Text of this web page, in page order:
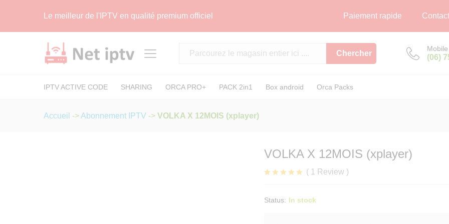
Le meilleur de l'IPTV en qualité premium officiel Paiement rapide Contact
Tous Chercher (06)
IPTV ACTIVE CODE SHARING ORCA PRO+ PACK 2in1 Box android Orca Packs
Accueil ->Abonnement IPTV -> VOLKA X 12MOIS (xplayer)
VOLKA X 12MOIS (xplayer)
basé sur
( 1 Review )
Status: In stock
Description Spécification Avis (1)